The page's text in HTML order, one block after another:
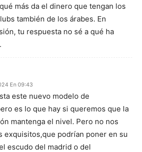
más da el dinero que tengan los
también de los árabes. En
tu respuesta no sé a qué ha
En 09:43
este nuevo modelo de
es lo que hay si queremos que la
mantenga el nivel. Pero no nos
exquisitos,que podrían poner en su
escudo del madrid o del